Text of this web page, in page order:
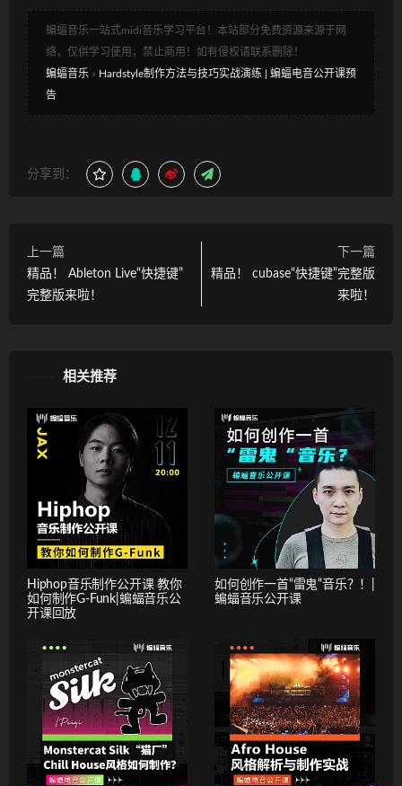
蝙蝠音乐一站式midi音乐学习平台！本站部分免费资源来源于网
络，仅供学习使用，禁止商用！如有侵权请联系删除！
蝙蝠音乐 » Hardstyle制作方法与技巧实战演练 | 蝙蝠电音公开课预
告
分享到：
上一篇
精品！ Ableton Live“快捷键”
完整版来啦！
下一篇
精品！ cubase“快捷键”完整版
来啦！
相关推荐
Hiphop音乐制作公开课 教你
如何制作G-Funk|蝙蝠音乐公
开课回放
如何创作一首“雷鬼“音乐？！|
蝙蝠音乐公开课